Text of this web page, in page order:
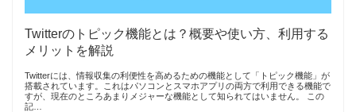
Twitterのトピック機能とは？概要や使い方、利用する
メリットを解説
Twitterには、情報収集の利便性を高めるための機能として「トピック機能」が
搭載されています。これはパソコンとスマホアプリの両方で利用できる機能で
すが、現在のところあまりメジャーな機能として知られてはいません。 この
記…